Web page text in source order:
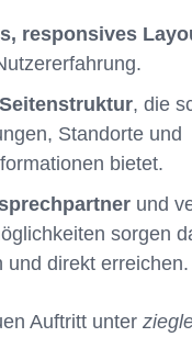
responsives
, die
Standorte und
bietet.
und
sorgen
und direkt erreichen.
Auftritt unter